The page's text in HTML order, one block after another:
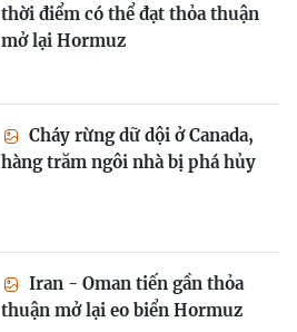
thời điểm có thể đạt thỏa thuận
mở lại Hormuz
Cháy rừng dữ dội ở Canada,
hàng trăm ngôi nhà bị phá hủy
Iran - Oman tiến gần thỏa
thuận mở lại eo biển Hormuz